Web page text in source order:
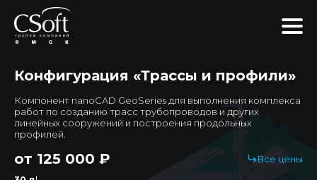
Конфигурация «Трассы и профили»
Компонент nanoCAD GeoSeries для выполнения комплекса
работ по созданию трасс трубопроводов и других
линейных сооружений и построения продольных
профилей.
от 125 000 ₽ Все цены